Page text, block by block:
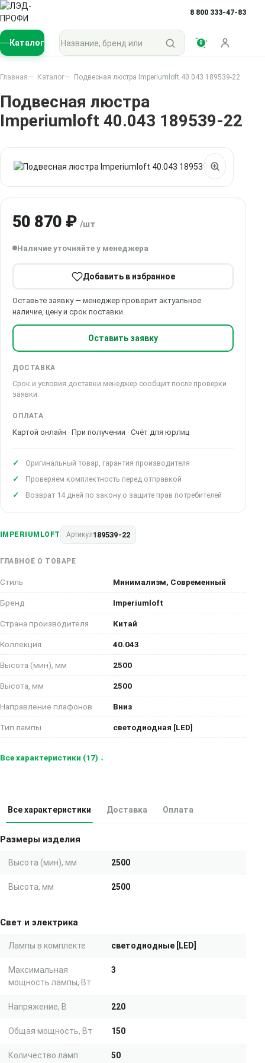
8 800 333-47-83
Каталог
Поиск по каталогу
0
Войти
Главная Каталог Подвесная люстра Imperiumloft 40.043 189539-22
Подвесная люстра
Imperiumloft 40.043 189539-22
IMPERIUMLOFT Артикул189539-22
ГЛАВНОЕ О ТОВАРЕ
Стиль Минимализм, Современный
Бренд Imperiumloft
Страна производителя Китай
Коллекция 40.043
Высота (мин), мм 2500
Высота, мм 2500
Направление плафонов Вниз
Тип лампы светодиодная [LED]
Все характеристики (17) ↓
50 870 ₽ /шт
Наличие уточняйте у менеджера
Добавить в избранное
Оставьте заявку — менеджер проверит актуальное
наличие, цену и срок поставки.
Оставить заявку
ДОСТАВКА
Срок и условия доставки менеджер сообщит после проверки
заявки.
ОПЛАТА
Картой онлайн · При получении · Счёт для юрлиц
Оригинальный товар, гарантия производителя
Проверяем комплектность перед отправкой
Возврат 14 дней по закону о защите прав потребителей
Все характеристики Доставка Оплата
Размеры изделия
Высота (мин), мм 2500
Высота, мм 2500
Свет и электрика
Лампы в комплекте светодиодные [LED]
Максимальная
мощность лампы, Вт
3
Напряжение, В 220
Общая мощность, Вт 150
Количество ламп 50